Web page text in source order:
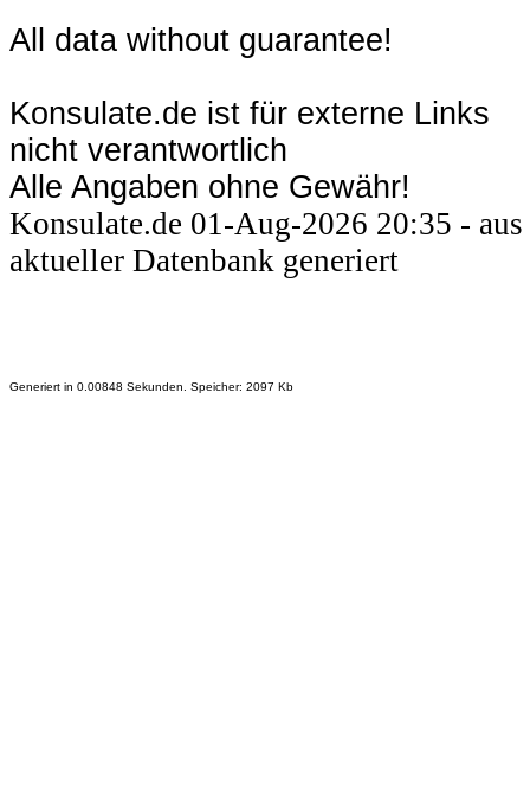
All data without guarantee!
Konsulate.de ist für externe Links
nicht verantwortlich
Alle Angaben ohne Gewähr!
Konsulate.de 01-Aug-2026 20:35 - aus
aktueller Datenbank generiert
Generiert in 0.00848 Sekunden. Speicher: 2097 Kb